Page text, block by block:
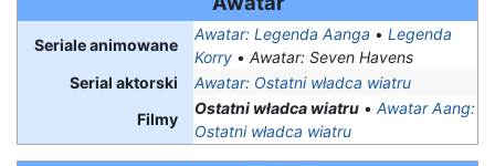
Seriale animowane
Awatar: Legenda Aanga • Legenda
Korry • Awatar: Seven Havens
Serial aktorski
Awatar: Ostatni władca wiatru
Filmy
Ostatni władca wiatru • Awatar Aang:
Ostatni władca wiatru